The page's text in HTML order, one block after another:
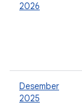
2026
Desember
2025